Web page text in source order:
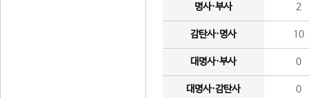
명사·부사 2
감탄사·명사 10
대명사·부사 0
대명사·감탄사 0